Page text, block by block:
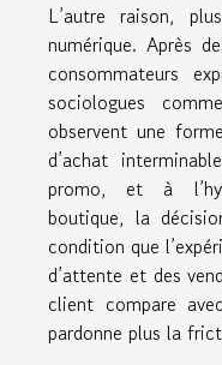
L’autre raison,
numérique. Après
consommateurs
sociologues
observent une
d’achat
promo, et à
boutique, la
condition que
d’attente et des
client compare
pardonne plus la